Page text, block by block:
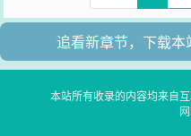
追看新章节，下载
本站所有收录的内容均来自